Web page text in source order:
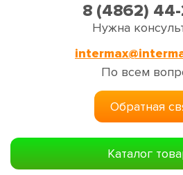
8 (4862)
Нужна
По всем
Обратная
Каталог